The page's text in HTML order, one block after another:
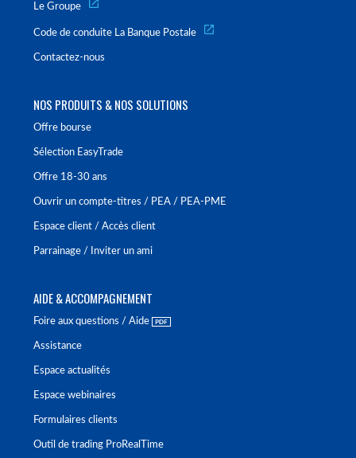
Le Groupe
Code de conduite La Banque Postale
Contactez-nous
NOS PRODUITS & NOS SOLUTIONS
Offre bourse
Sélection EasyTrade
Offre 18-30 ans
Ouvrir un compte-titres / PEA / PEA-PME
Espace client / Accès client
Parrainage / Inviter un ami
AIDE & ACCOMPAGNEMENT
Foire aux questions / Aide
Assistance
Espace actualités
Espace webinaires
Formulaires clients
Outil de trading ProRealTime